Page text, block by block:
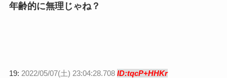
年齢的に無理じゃね？
19: 2022/05/07(土) 23:04:28.708 ID:tqcP+HHKr